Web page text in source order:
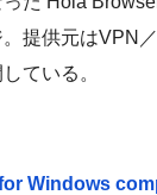
提供元はVPN
ている。
Windows